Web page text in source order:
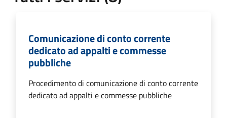
Comunicazione di conto corrente
dedicato ad appalti e commesse
pubbliche
Procedimento di comunicazione di conto corrente
dedicato ad appalti e commesse pubbliche